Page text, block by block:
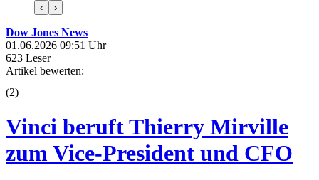
‹ ›
Dow Jones News
01.06.2026 09:51 Uhr
623 Leser
Artikel bewerten:
(2)
Vinci beruft Thierry Mirville
zum Vice-President und CFO